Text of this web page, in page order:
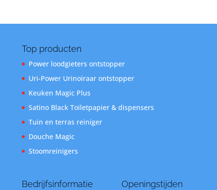
Top producten
Power loodgieters ontstopper
Uri-Power Urinoiraar ontstopper
Keuken Magic Plus
Satino Black Toiletpapier & dispensers
Tuin en terras reiniger
Douche Magic
Stoomreinigers
Bedrijfsinformatie Openingstijden